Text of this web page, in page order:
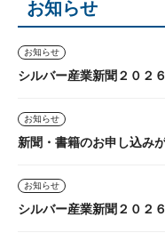
お知らせ
お知らせ
シルバー産業新聞２０２
お知らせ
新聞・書籍のお申し込み
お知らせ
シルバー産業新聞２０２